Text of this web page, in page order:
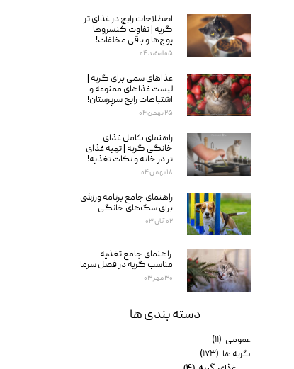
اصطلاحات رایج در غذای تر
گربه | تفاوت کنسروها
پوچ‌ها و باقی مخلفات!
۰۵ اسفند ۰۴
غذاهای سمی برای گربه‌ |
لیست غذاهای ممنوعه و
اشتباهات رایج سرپرستان!
۲۵ بهمن ۰۴
راهنمای کامل غذای
خانگی گربه | تهیه غذای
تر در خانه و نکات تغذیه!
۱۸ بهمن ۰۴
راهنمای جامع برنامه ورزشی
برای سگ‌های خانگی
۰۲ آبان ۰۳
راهنمای جامع تغذیه
مناسب گربه در فصل سرما
۳۰ مهر ۰۳
دسته بندی ها
عمومی (۱۱)
گربه ها (۱۷۳)